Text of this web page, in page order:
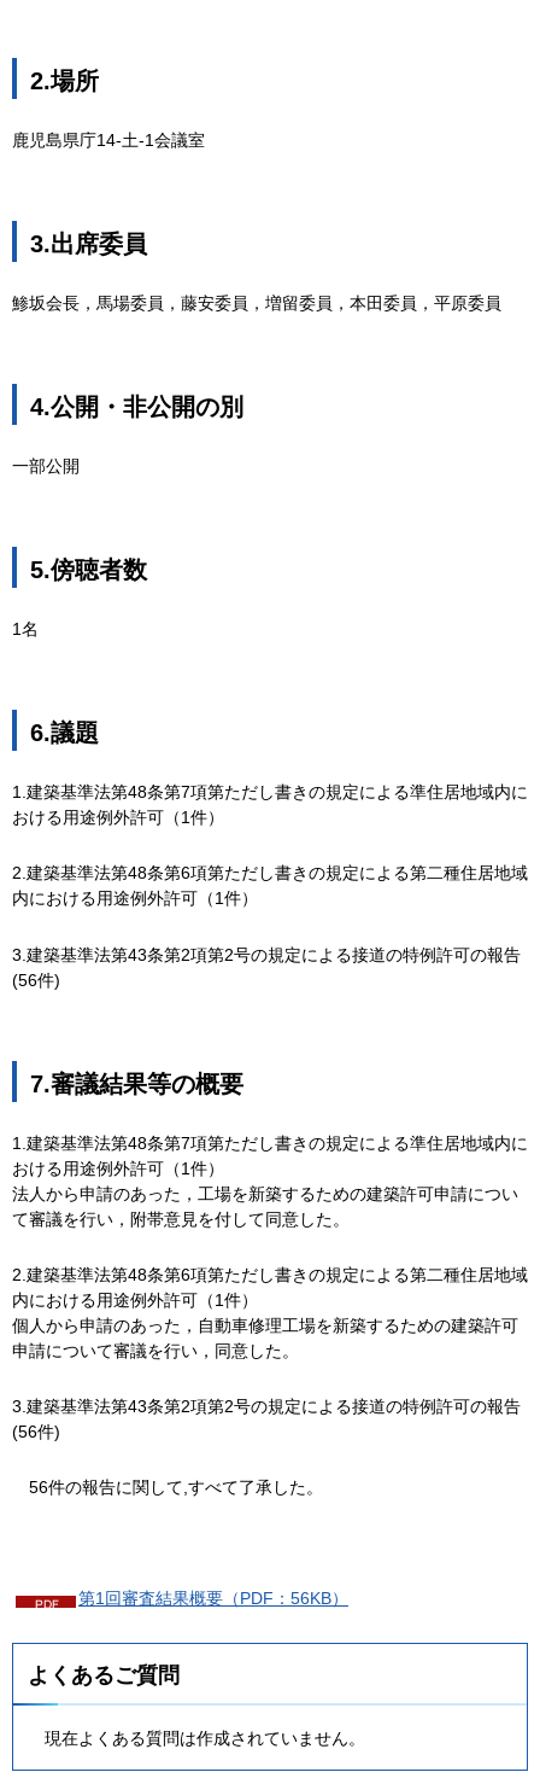
2.場所
鹿児島県庁14-土-1会議室
3.出席委員
鯵坂会長，馬場委員，藤安委員，増留委員，本田委員，平原委員
4.公開・非公開の別
一部公開
5.傍聴者数
1名
6.議題
1.建築基準法第48条第7項第ただし書きの規定による準住居地域内に
おける用途例外許可（1件）
2.建築基準法第48条第6項第ただし書きの規定による第二種住居地域
内における用途例外許可（1件）
3.建築基準法第43条第2項第2号の規定による接道の特例許可の報告
(56件)
7.審議結果等の概要
1.建築基準法第48条第7項第ただし書きの規定による準住居地域内に
おける用途例外許可（1件）
法人から申請のあった，工場を新築するための建築許可申請につい
て審議を行い，附帯意見を付して同意した。
2.建築基準法第48条第6項第ただし書きの規定による第二種住居地域
内における用途例外許可（1件）
個人から申請のあった，自動車修理工場を新築するための建築許可
申請について審議を行い，同意した。
3.建築基準法第43条第2項第2号の規定による接道の特例許可の報告
(56件)
56件の報告に関して,すべて了承した。
第1回審査結果概要（PDF：56KB）
よくあるご質問
現在よくある質問は作成されていません。